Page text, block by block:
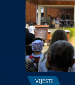
VIJESTI